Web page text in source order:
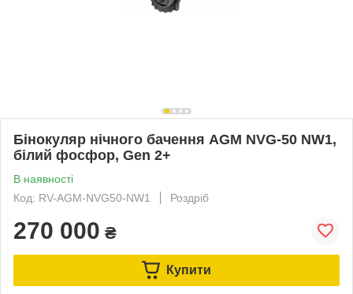
Бінокуляр нічного бачення AGM NVG-50 NW1,
білий фосфор, Gen 2+
В наявності
Код: RV-AGM-NVG50-NW1
Роздріб
270 000 ₴
Купити